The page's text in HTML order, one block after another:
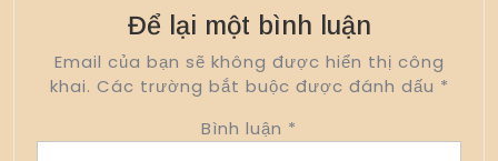
Để lại một bình luận
Email của bạn sẽ không được hiển thị công
khai. Các trường bắt buộc được đánh dấu *
Bình luận *